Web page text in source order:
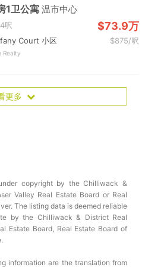
1卫公寓温市中心
呎 $73.9万
Court 小区 $875/呎
Realty
更多
copyright by the Chilliwack &
Valley Real Estate Board or Real
The listing data is deemed reliable
by the Chilliwack & District Real
Estate Board, Real Estate Board of
information are the translation from